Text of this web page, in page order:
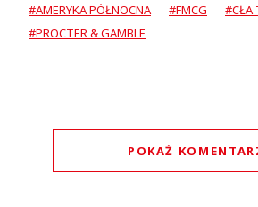
#AMERYKA PÓŁNOCNA
#FMCG
#CŁA
#PROCTER & GAMBLE
POKAŻ